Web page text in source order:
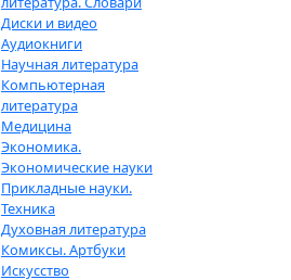
Диски и видео
Аудиокниги
Научная литература
Компьютерная
литература
Медицина
Экономика.
Экономические науки
Прикладные науки.
Техника
Духовная литература
Комиксы. Артбуки
Искусство